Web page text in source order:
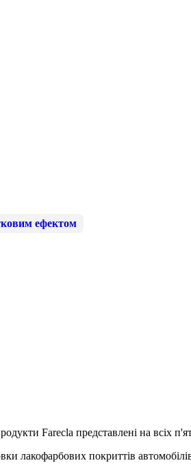
ефектом
Farecla представлені на всіх
лакофарбових покриттів